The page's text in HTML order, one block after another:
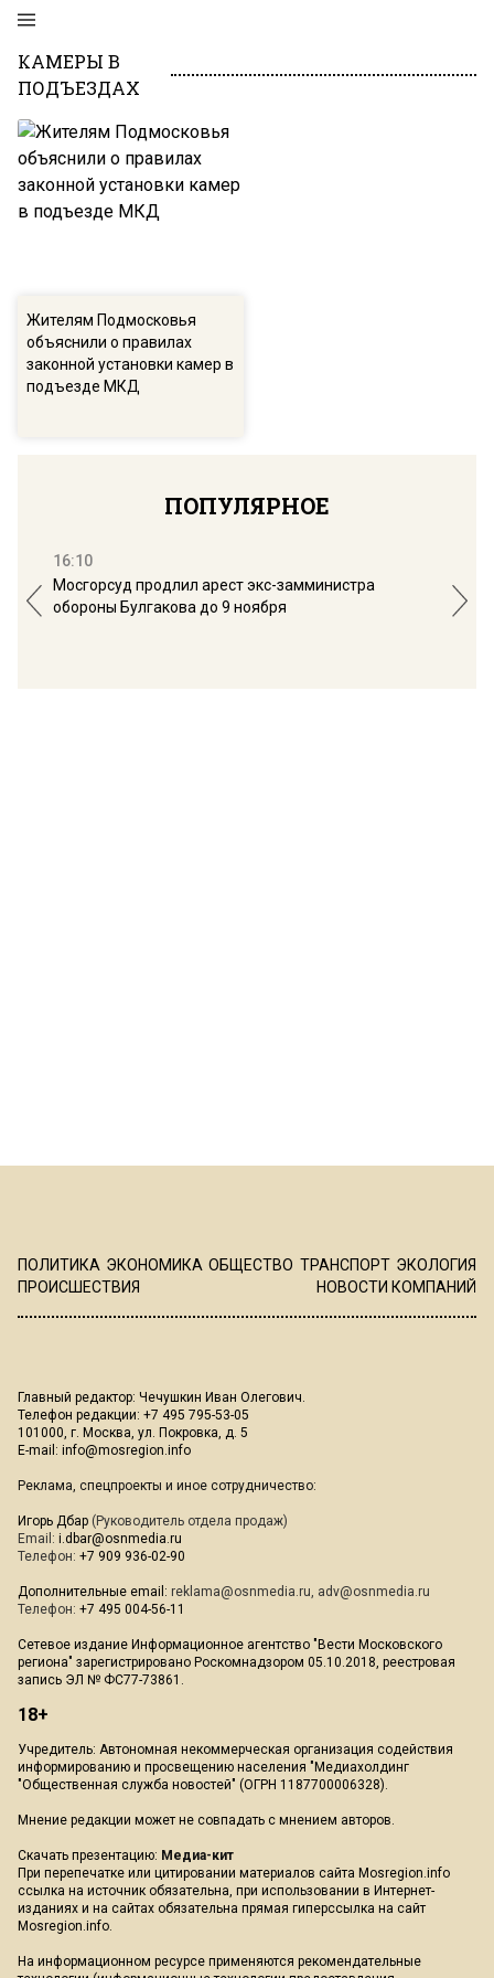
КАМЕРЫ В
ПОДЪЕЗДАХ
Жителям Подмосковья
объяснили о правилах
законной установки камер в
подъезде МКД
ПОПУЛЯРНОЕ
16:10
Мосгорсуд продлил арест экс-замминистра
обороны Булгакова до 9 ноября
ПОЛИТИКА ЭКОНОМИКА ОБЩЕСТВО ТРАНСПОРТ ЭКОЛОГИЯ
ПРОИСШЕСТВИЯ
НОВОСТИ КОМПАНИЙ
Главный редактор: Чечушкин Иван Олегович.
Телефон редакции: +7 495 795-53-05
101000, г. Москва, ул. Покровка, д. 5
E-mail: info@mosregion.info
Реклама, спецпроекты и иное сотрудничество:
Игорь Дбар (Руководитель отдела продаж)
Email: i.dbar@osnmedia.ru
Телефон: +7 909 936-02-90
Дополнительные email: reklama@osnmedia.ru, adv@osnmedia.ru
Телефон: +7 495 004-56-11
Сетевое издание Информационное агентство "Вести Московского
региона" зарегистрировано Роскомнадзором 05.10.2018, реестровая
запись ЭЛ № ФС77-73861.
18+
Учредитель: Автономная некоммерческая организация содействия
информированию и просвещению населения "Медиахолдинг
"Общественная служба новостей" (ОГРН 1187700006328).
Мнение редакции может не совпадать с мнением авторов.
Скачать презентацию: Медиа-кит
При перепечатке или цитировании материалов сайта Mosregion.info
ссылка на источник обязательна, при использовании в Интернет-
изданиях и на сайтах обязательна прямая гиперссылка на сайт
Mosregion.info.
На информационном ресурсе применяются рекомендательные